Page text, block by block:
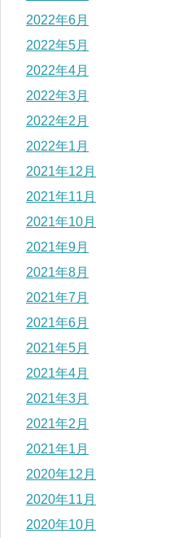
2022年6月
2022年5月
2022年4月
2022年3月
2022年2月
2022年1月
2021年12月
2021年11月
2021年10月
2021年9月
2021年8月
2021年7月
2021年6月
2021年5月
2021年4月
2021年3月
2021年2月
2021年1月
2020年12月
2020年11月
2020年10月